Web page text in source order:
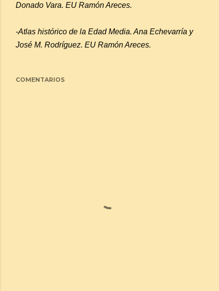
Donado Vara. EU Ramón Areces.
-Atlas histórico de la Edad Media. Ana Echevarría y
José M. Rodríguez. EU Ramón Areces.
COMENTARIOS